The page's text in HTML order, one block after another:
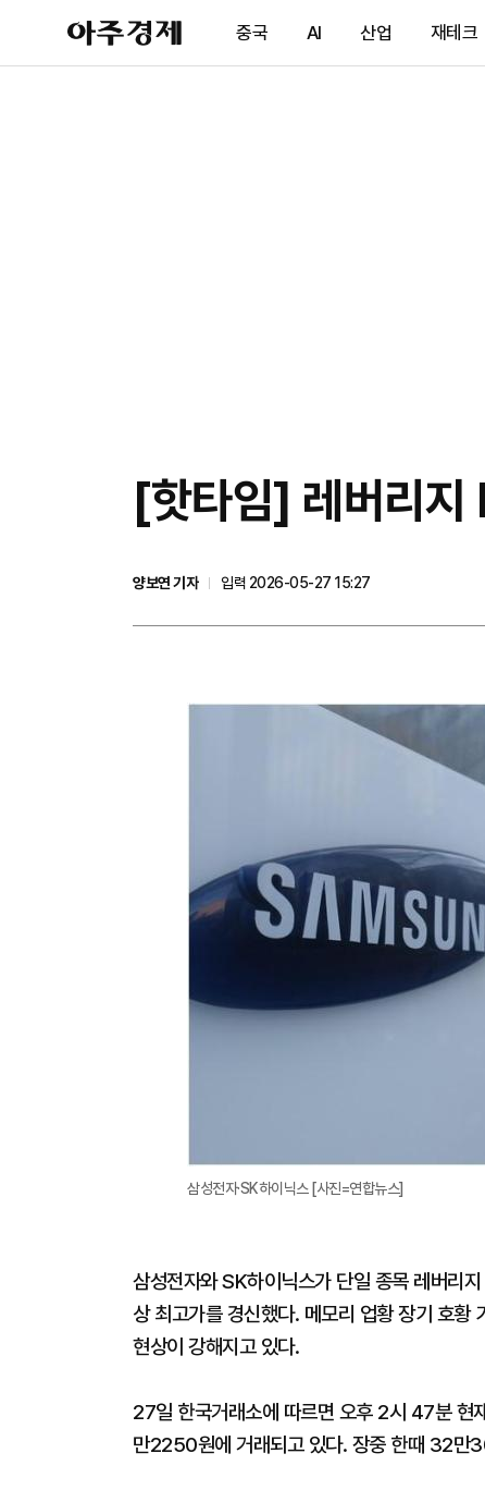
아
주
제
중국 AI 산업 재테크
[핫타임] 레버리지
양보연 기자
입력 2026-05-27 15:27
삼성전자·SK하이닉스 [사진=연합뉴스]
삼성전자와 SK하이닉스가 단일 종목 레버리
상 최고가를 경신했다. 메모리 업황 장기 호황
현상이 강해지고 있다.
27일 한국거래소에 따르면 오후 2시 47분
만2250원에 거래되고 있다. 장중 한때 32만